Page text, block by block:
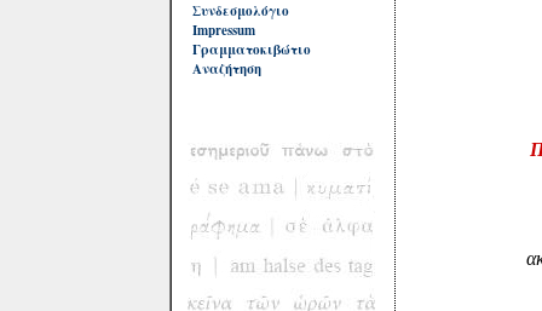
Συνδεσμολόγιο
Impressum
Γραμματοκιβώτιο
Αναζήτηση